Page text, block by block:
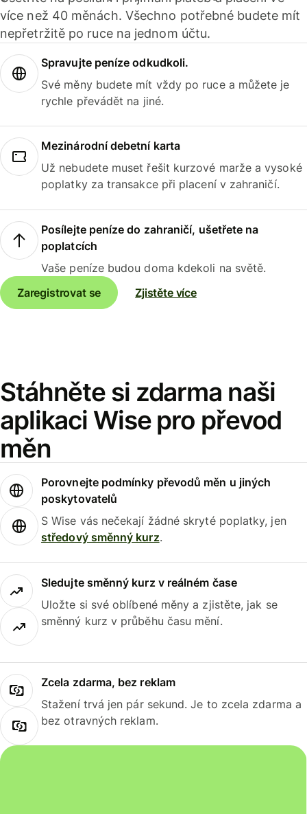
více než 40 měnách. Všechno potřebné budete mít
nepřetržitě po ruce na jednom účtu.
Spravujte peníze odkudkoli.
Své měny budete mít vždy po ruce a můžete je
rychle převádět na jiné.
Mezinárodní debetní karta
Už nebudete muset řešit kurzové marže a vysoké
poplatky za transakce při placení v zahraničí.
Posílejte peníze do zahraničí, ušetřete na
poplatcích
Vaše peníze budou doma kdekoli na světě.
Zaregistrovat se
Zjistěte více
Stáhněte si zdarma naši
aplikaci Wise pro převod
měn
Porovnejte podmínky převodů měn u jiných
poskytovatelů
S Wise vás nečekají žádné skryté poplatky, jen
středový směnný kurz.
Sledujte směnný kurz v reálném čase
Uložte si své oblíbené měny a zjistěte, jak se
směnný kurz v průběhu času mění.
Zcela zdarma, bez reklam
Stažení trvá jen pár sekund. Je to zcela zdarma a
bez otravných reklam.